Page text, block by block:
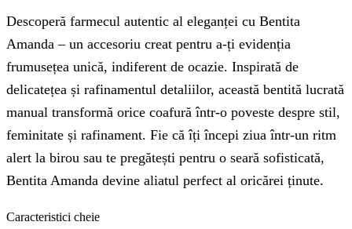
Descoperă farmecul autentic al eleganței cu Bentita
Amanda – un accesoriu creat pentru a-ți evidenția
frumusețea unică, indiferent de ocazie. Inspirată de
delicatețea și rafinamentul detaliilor, această bentită lucrată
manual transformă orice coafură într-o poveste despre stil,
feminitate și rafinament. Fie că îți începi ziua într-un ritm
alert la birou sau te pregătești pentru o seară sofisticată,
Bentita Amanda devine aliatul perfect al oricărei ținute.
Caracteristici cheie